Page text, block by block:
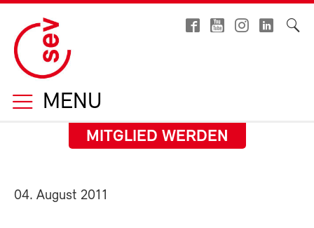
MENU
MITGLIED WERDEN
04. August 2011